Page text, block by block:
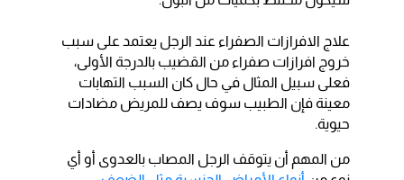
علاج الافرازات الصفراء عند الرجل يعتمد على سبب
خروج افرازات صفراء من القضيب بالدرجة الأولى،
فعلى سبيل المثال في حال كان السبب التهابات
معينة فإن الطبيب سوف يصف للمريض مضادات
حيوية.
من المهم أن يتوقف الرجل المصاب بالعدوى أو أي